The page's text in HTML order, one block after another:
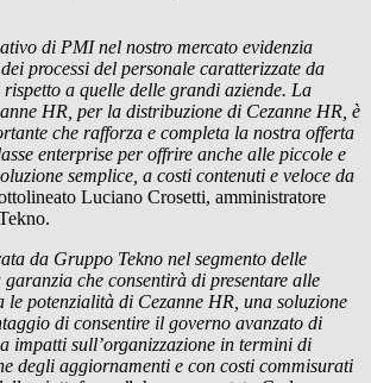
di PMI nel nostro mercato evidenzia
processi del personale caratterizzate da
a quelle delle grandi aziende. La
HR, per la distribuzione di Cezanne HR, è
che rafforza e completa la nostra offerta
enterprise per offrire anche alle piccole e
semplice, a costi contenuti e veloce da
Luciano Crosetti, amministratore
da Gruppo Tekno nel segmento delle
che consentirà di presentare alle
le potenzialità di Cezanne HR, una soluzione
di consentire il governo avanzato di
impatti sull’organizzazione in termini di
degli aggiornamenti e con costi commisurati